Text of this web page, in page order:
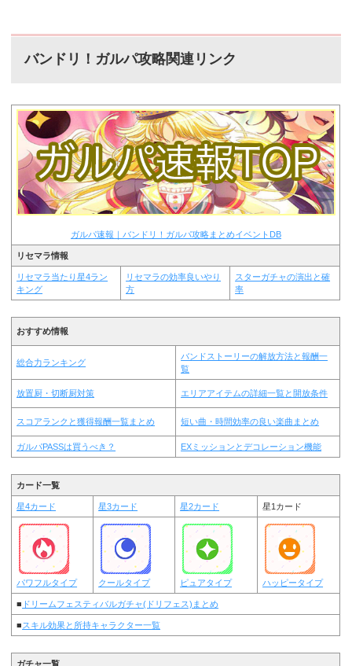
バンドリ！ガルパ攻略関連リンク
ガルパ速報｜バンドリ！ガルパ攻略まとめイベントDB
リセマラ情報
リセマラ当たり星4ラン
キング
リセマラの効率良いやり
方
スターガチャの演出と確
率
おすすめ情報
総合力ランキング
バンドストーリーの解放方法と報酬一
覧
放置厨・切断厨対策 エリアアイテムの詳細一覧と開放条件
スコアランクと獲得報酬一覧まとめ 短い曲・時間効率の良い楽曲まとめ
ガルパPASSは買うべき？ EXミッションとデコレーション機能
カード一覧
星4カード 星3カード 星2カード 星1カード
パワフルタイプ クールタイプ ピュアタイプ ハッピータイプ
■ ドリームフェスティバルガチャ(ドリフェス)まとめ
■スキル効果と所持キャラクター一覧
ガチャ一覧